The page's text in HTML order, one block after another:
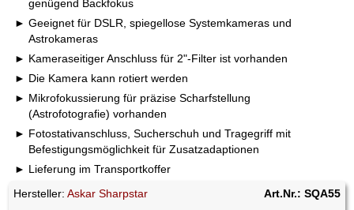
genügend Backfokus
Geeignet für DSLR, spiegellose Systemkameras und
Astrokameras
Kameraseitiger Anschluss für 2"-Filter ist vorhanden
Die Kamera kann rotiert werden
Mikrofokussierung für präzise Scharfstellung
(Astrofotografie) vorhanden
Fotostativanschluss, Sucherschuh und Tragegriff mit
Befestigungsmöglichkeit für Zusatzadaptionen
Lieferung im Transportkoffer
Hersteller:Askar Sharpstar Art.Nr.: SQA55